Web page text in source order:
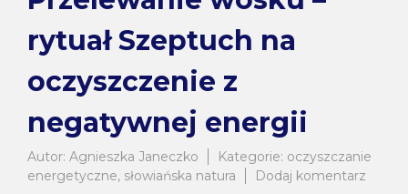
rytuał Szeptuch na
oczyszczenie z
negatywnej energii
Autor: Agnieszka Janeczko Kategorie: oczyszczanie
energetyczne, słowiańska natura Dodaj komentarz